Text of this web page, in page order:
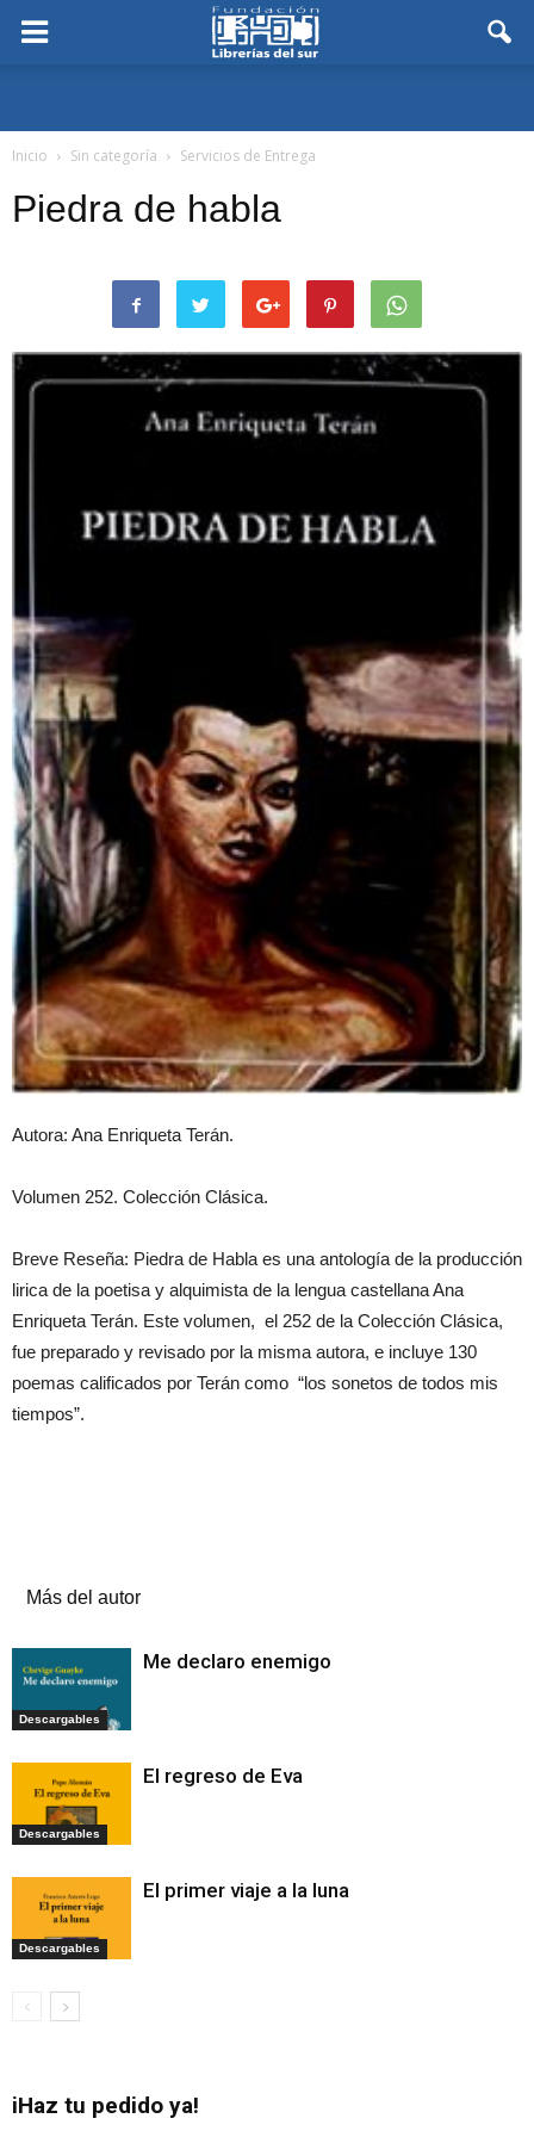
Inicio Sin categoría Servicios de Entrega
Piedra de habla
Autora: Ana Enriqueta Terán.
Volumen 252. Colección Clásica.
Breve Reseña: Piedra de Habla es una antología de la producción
lirica de la poetisa y alquimista de la lengua castellana Ana
Enriqueta Terán. Este volumen, el 252 de la Colección Clásica,
fue preparado y revisado por la misma autora, e incluye 130
poemas calificados por Terán como “los sonetos de todos mis
tiempos”.
Más del autor
Descargables
Me declaro enemigo
Descargables
El regreso de Eva
Descargables
El primer viaje a la luna
iHaz tu pedido ya!